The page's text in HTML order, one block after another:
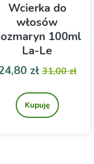
Wcierka do
włosów
100ml
La-Le
szukasz prostej, ziołowej
pielęgnacji skóry głowy,
która wspiera naturalną
złCena
31,00 zł
Kupuję